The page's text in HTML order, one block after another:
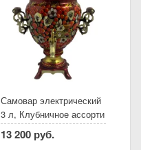
Самовар электрический
3 л, Клубничное ассорти
на красном, желудь
13 200 руб.